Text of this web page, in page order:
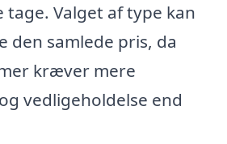
tage. Valget af type kan
den samlede pris, da
kræver mere
vedligeholdelse end